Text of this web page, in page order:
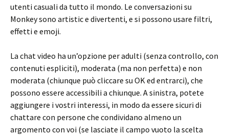
utenti casuali da tutto il mondo. Le conversazioni su
Monkey sono artistic e divertenti, e si possono usare filtri,
effetti e emoji.
La chat video ha un’opzione per adulti (senza controllo, con
contenuti espliciti), moderata (ma non perfetta) e non
moderata (chiunque può cliccare su OK ed entrarci), che
possono essere accessibili a chiunque. A sinistra, potete
aggiungere i vostri interessi, in modo da essere sicuri di
chattare con persone che condividano almeno un
argomento con voi (se lasciate il campo vuoto la scelta